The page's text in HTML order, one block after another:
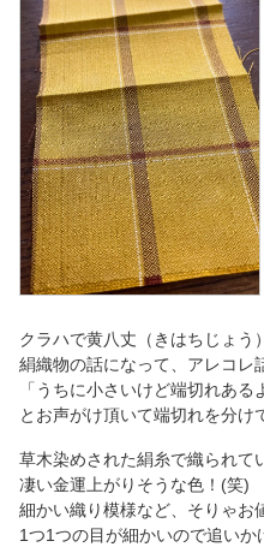
クラハで黄八丈（きはちじょう
絹織物の話になって、アレコレ
「うちに小さいけど端切れある
草木染めされた絹糸で織られて
凄い金運上がりそうな色！(笑)
細かい織り模様など、そりゃお
1つ1つの目が細かいので追いか